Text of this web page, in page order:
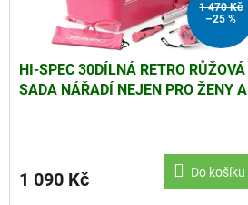
1 470 Kč
–25 %
HI-SPEC 30DÍLNÁ RETRO RŮŽOVÁ
SADA NÁŘADÍ NEJEN PRO ŽENY A
1 090 Kč Do košíku